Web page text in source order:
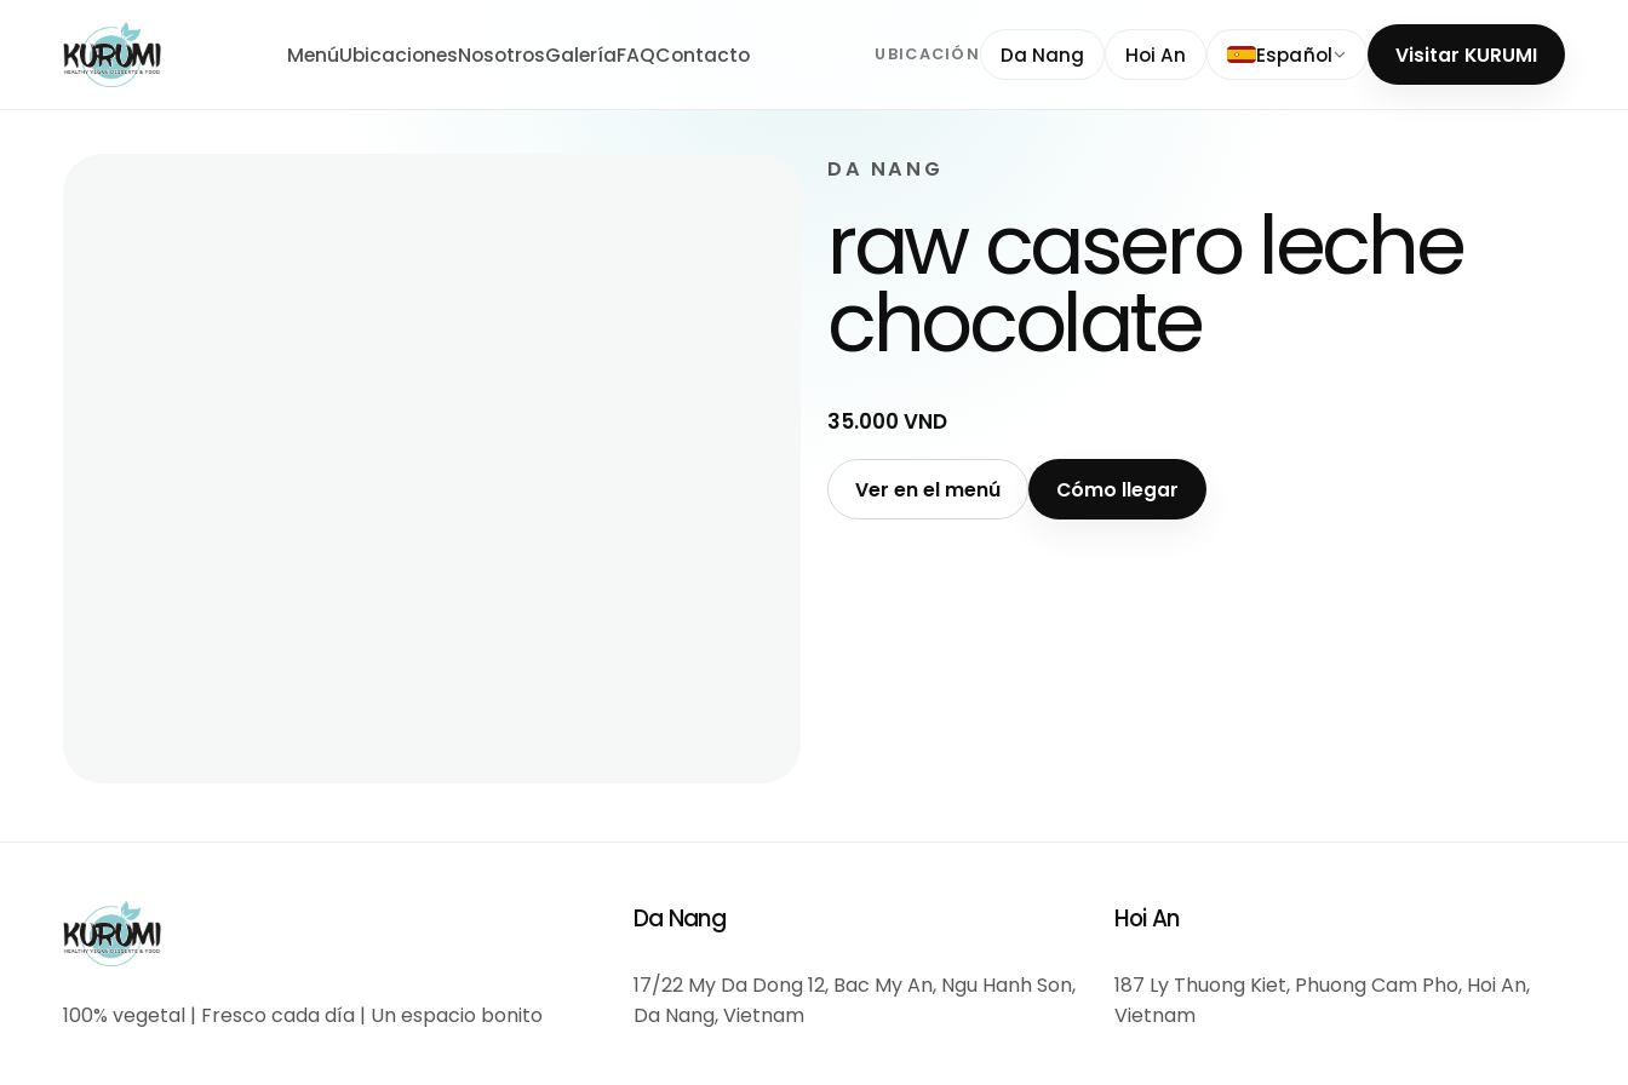
MenúUbicacionesNosotrosGaleríaFAQContacto UBICACIÓN Da Nang Hoi An Español Visitar KURUMI
DA NANG
raw casero leche
chocolate
35.000 VND
Ver en el menú Cómo llegar
100% vegetal | Fresco cada día | Un espacio bonito
Da Nang
17/22 My Da Dong 12, Bac My An, Ngu Hanh Son,
Da Nang, Vietnam
Hoi An
187 Ly Thuong Kiet, Phuong Cam Pho, Hoi An,
Vietnam